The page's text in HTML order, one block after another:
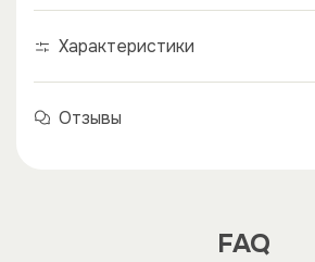
Характеристики
Отзывы
FAQ